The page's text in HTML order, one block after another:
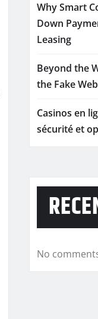
Why Smart
Down
Leasing
Beyond the
the Fake
Casinos en
sécurité et
No